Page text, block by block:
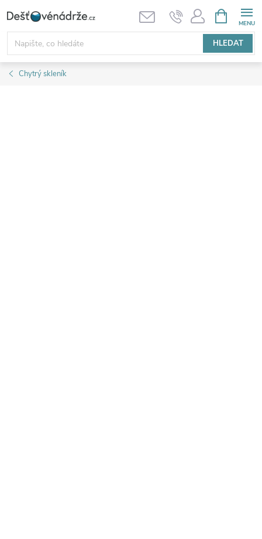
na
obsah
HLEDAT
NÁKUPNÍ
KOŠÍK
Chytrý skleník